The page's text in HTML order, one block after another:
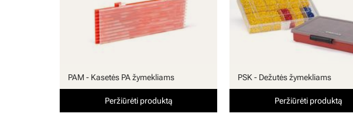
PAM - Kasetės PA žymekliams
Peržiūrėti produktą
PSK - Dežutės žymekliams
Peržiūrėti produktą